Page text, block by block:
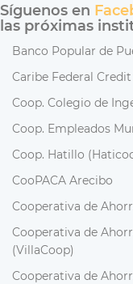
Síguenos en
las próximas
Banco Popular de
Caribe Federal
Coop. Colegio de
Coop. Empleados
Coop. Hatillo
CooPACA Arecibo
Cooperativa de
Cooperativa de
(VillaCoop)
Cooperativa de